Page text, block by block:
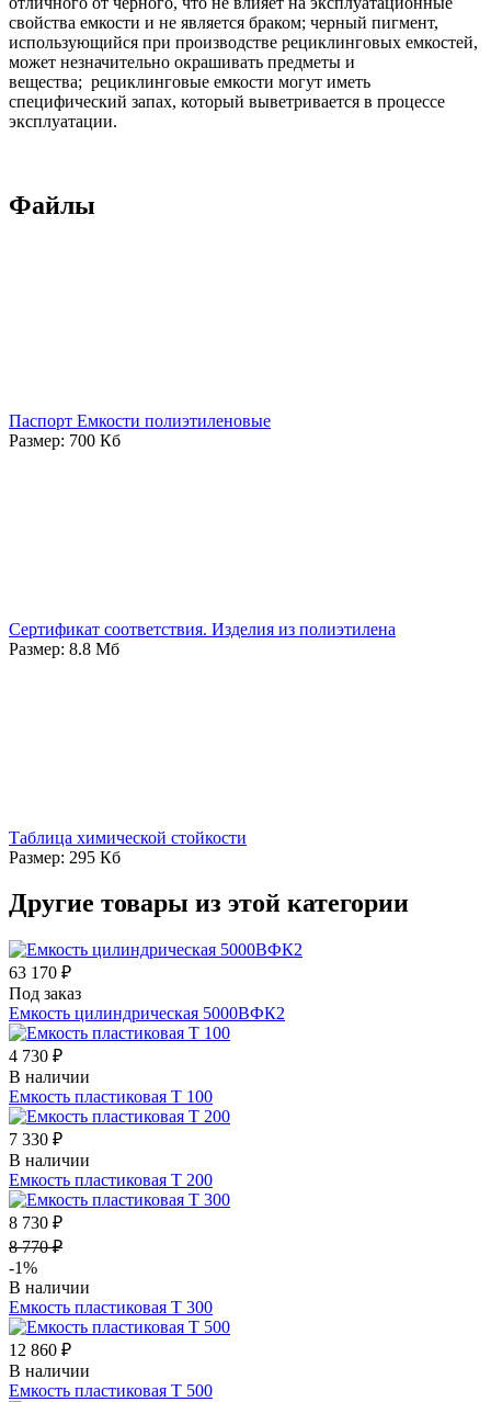
свойства емкости и не является браком; черный пигмент,
использующийся при производстве рециклинговых емкостей,
может незначительно окрашивать предметы и
вещества; рециклинговые емкости могут иметь
специфический запах, который выветривается в процессе
эксплуатации.
Файлы
Паспорт Емкости полиэтиленовые
Размер: 700 Кб
Сертификат соответствия. Изделия из полиэтилена
Размер: 8.8 Мб
Таблица химической стойкости
Размер: 295 Кб
Другие товары из этой категории
63 170 ₽
Под заказ
Емкость цилиндрическая 5000ВФК2
4 730 ₽
В наличии
Емкость пластиковая Т 100
7 330 ₽
В наличии
Емкость пластиковая Т 200
8 730 ₽
8 770 ₽
-1%
В наличии
Емкость пластиковая Т 300
12 860 ₽
В наличии
Емкость пластиковая Т 500